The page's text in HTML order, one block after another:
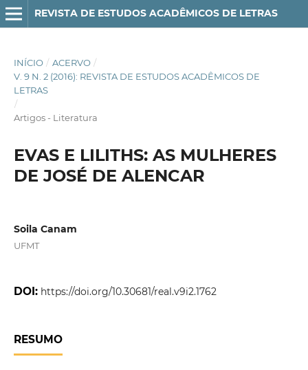
REVISTA DE ESTUDOS ACADÊMICOS DE LETRAS
INÍCIO / ACERVO /
V. 9 N. 2 (2016): REVISTA DE ESTUDOS ACADÊMICOS DE
LETRAS
/
Artigos - Literatura
EVAS E LILITHS: AS MULHERES
DE JOSÉ DE ALENCAR
Soila Canam
UFMT
DOI: https://doi.org/10.30681/real.v9i2.1762
RESUMO